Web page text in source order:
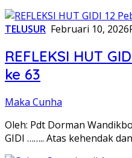
TELUSUR Februari 10, 2026
REFLEKSI HUT
ke 63
Maka Cunha
Oleh: Pdt Dorman
GIDI …….. Atas kehendak